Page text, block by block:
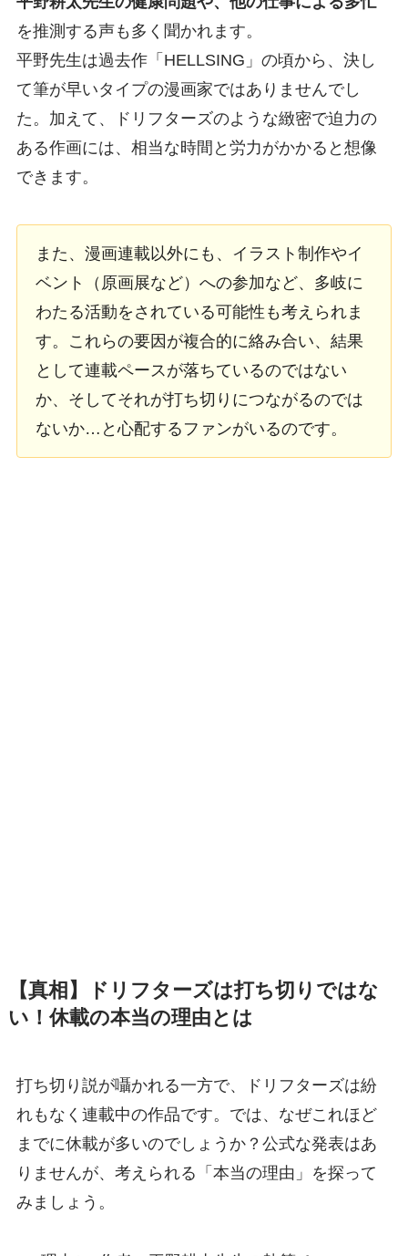
を推測する声も多く聞かれます。
平野先生は過去作「HELLSING」の頃から、決し
て筆が早いタイプの漫画家ではありませんでし
た。加えて、ドリフターズのような緻密で迫力の
ある作画には、相当な時間と労力がかかると想像
できます。
また、漫画連載以外にも、イラスト制作やイ
ベント（原画展など）への参加など、多岐に
わたる活動をされている可能性も考えられま
す。これらの要因が複合的に絡み合い、結果
として連載ペースが落ちているのではない
か、そしてそれが打ち切りにつながるのでは
ないか…と心配するファンがいるのです。
【真相】ドリフターズは打ち切りではな
い！休載の本当の理由とは
打ち切り説が囁かれる一方で、ドリフターズは紛
れもなく連載中の作品です。では、なぜこれほど
までに休載が多いのでしょうか？公式な発表はあ
りませんが、考えられる「本当の理由」を探って
みましょう。